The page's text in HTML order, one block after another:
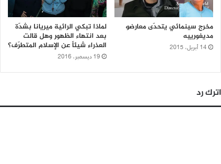
مخرج سينمائي يتحدّى معارضو
مديغورييه
14 أبريل، 2015
لماذا تبكي الرائية ميريانا بشدّة
بعد انتهاء الظهور وهل قالت
العذراء شيئاً عن الإسلام المتطرّف؟
19 ديسمبر، 2016
اترك رد